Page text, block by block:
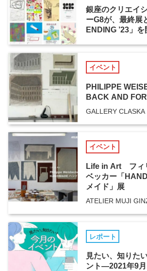
銀座のクリエイ
ーG8が、最終展
ENDING ’23」を
イベント
PHILIPPE
BACK AND
GALLERY CLASKA
イベント
Life in Art フィ
ベッカー「
メイド」展
ATELIER MUJI
レポート
見たい、知りた
ント―2021年9月